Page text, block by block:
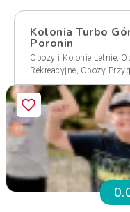
Kolonia Turbo
Poronin
Obozy i Kolonie Letnie,
Rekreacyjne, Obozy